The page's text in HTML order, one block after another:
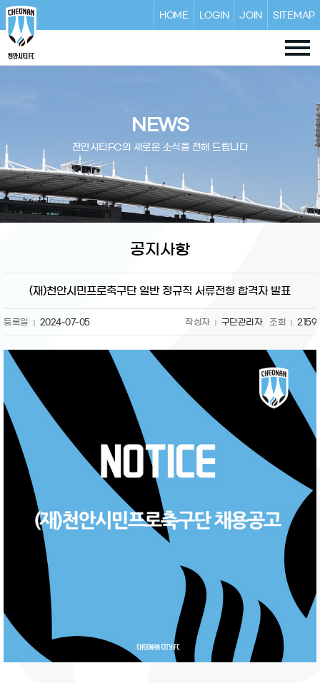
HOME LOGIN JOIN SITEMAP
NEWS
천안시티FC의 새로운 소식을 전해 드립니다
공지사항
(재)천안시민프로축구단 일반 정규직 서류전형 합격자 발표
등록일 2024-07-05 작성자 구단관리자 조회 2159